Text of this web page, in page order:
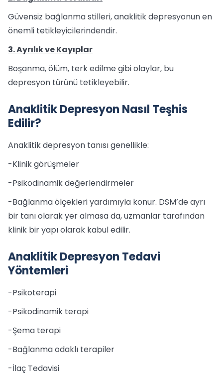
Güvensiz bağlanma stilleri, anaklitik depresyonun en
önemli tetikleyicilerindendir.
3. Ayrılık ve Kayıplar
Boşanma, ölüm, terk edilme gibi olaylar, bu
depresyon türünü tetikleyebilir.
Anaklitik Depresyon Nasıl Teşhis
Edilir?
Anaklitik depresyon tanısı genellikle:
-Klinik görüşmeler
-Psikodinamik değerlendirmeler
-Bağlanma ölçekleri yardımıyla konur. DSM’de ayrı
bir tanı olarak yer almasa da, uzmanlar tarafından
klinik bir yapı olarak kabul edilir.
Anaklitik Depresyon Tedavi
Yöntemleri
-Psikoterapi
-Psikodinamik terapi
-Şema terapi
-Bağlanma odaklı terapiler
-İlaç Tedavisi